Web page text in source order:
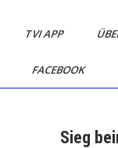
TVI APP
FACEBOOK
Sieg